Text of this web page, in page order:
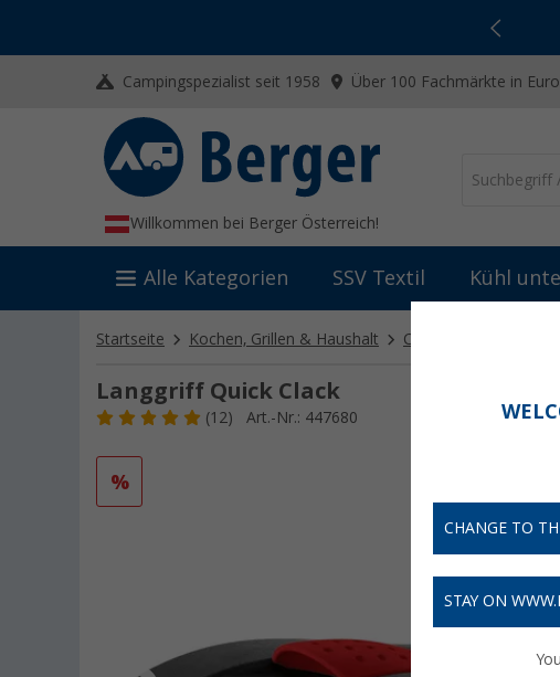
Campingspezialist seit 1958 Über 100 Fachmärkte in
Willkommen bei Berger Österreich!
Alle Kategorien SSV Textil Kühl
Startseite Kochen, Grillen & Haushalt Camping Kochgeschirr
Langgriff Quick Clack
(12) Art.-Nr.: 447680
%
CHANGE TO
STAY ON